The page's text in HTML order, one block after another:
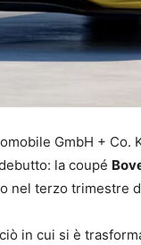
GmbH +
la coupé
nel terzo trimestre
in cui si è